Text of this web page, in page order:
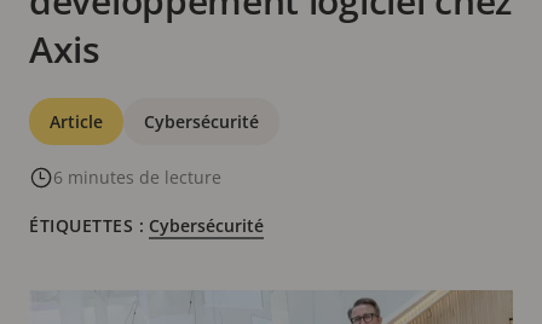
Axis
Catégories
Article Cybersécurité
6 minutes de lecture
ÉTIQUETTES : Cybersécurité